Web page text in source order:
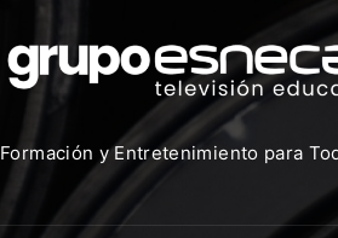
Formación y Entretenimiento para